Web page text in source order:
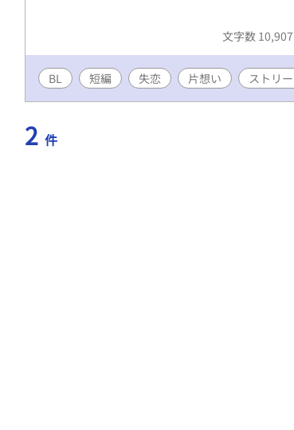
文字数 10,907
BL 短編 失恋 片想い ストリ
2 件